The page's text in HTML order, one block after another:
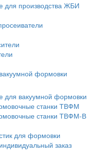
для производства ЖБИ
формовки
для вакуумной формовки
станки ТВФМ
станки ТВФМ-В
для формовки
заказ